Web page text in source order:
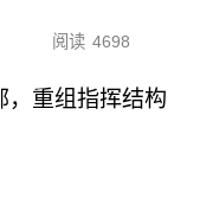
阅读 4698
，重组指挥结构